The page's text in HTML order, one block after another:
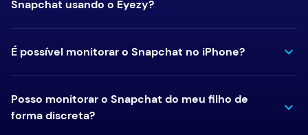
Snapchat usando o Eyezy?
É possível monitorar o Snapchat no iPhone?
Posso monitorar o Snapchat do meu filho de
forma discreta?